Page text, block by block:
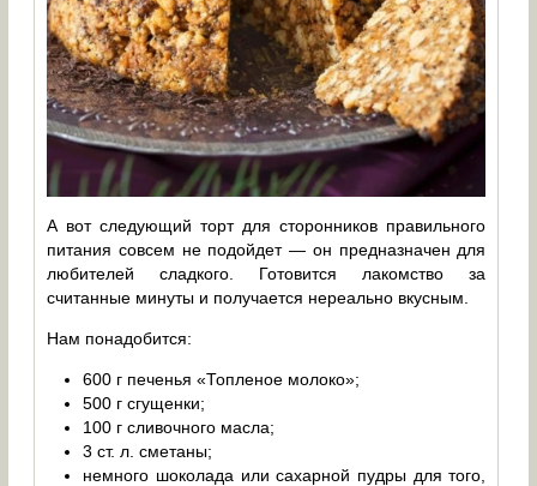
А вот следующий торт для сторонников правильного
питания совсем не подойдет — он предназначен для
любителей сладкого. Готовится лакомство за
считанные минуты и получается нереально вкусным.
Нам понадобится:
600 г печенья «Топленое молоко»;
500 г сгущенки;
100 г сливочного масла;
3 ст. л. сметаны;
немного шоколада или сахарной пудры для того,